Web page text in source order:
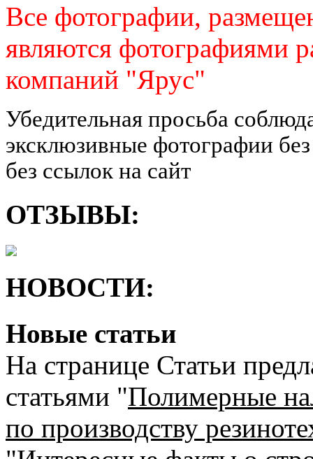
Все фотографии,
являются фотографиями
компаний "Ярус"
Убедительная просьба
эксклюзивные фотографии
без ссылок на сайт
ОТЗЫВЫ:
НОВОСТИ:
Новые статьи
На странице Статьи
статьями "Полимерные
по производству